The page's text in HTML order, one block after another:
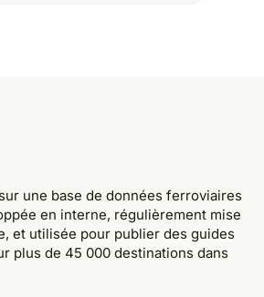
une base de données ferroviaires
en interne, régulièrement mise
et utilisée pour publier des guides
plus de 45 000 destinations dans